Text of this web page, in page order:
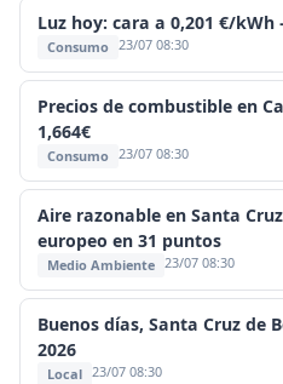
Luz hoy: cara a 0,201 €/
Consumo 23/07 08:30
Precios de combustible en
1,664€
Consumo 23/07 08:30
Aire razonable en Santa
europeo en 31 puntos
Medio Ambiente 23/07 08:30
Buenos días, Santa Cruz de
2026
Local 23/07 08:30